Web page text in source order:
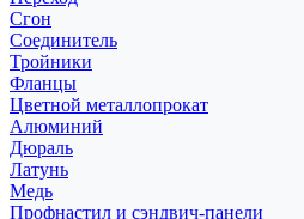
Сгон
Соединитель
Тройники
Фланцы
Цветной металлопрокат
Алюминий
Дюраль
Латунь
Медь
Профнастил и сэндвич-панели